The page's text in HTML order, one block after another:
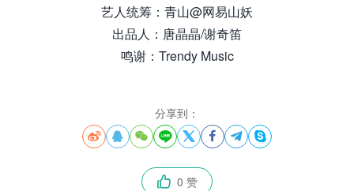
艺人统筹：青山@网易山妖
出品人：唐晶晶/谢奇笛
鸣谢：Trendy Music
分享到：
       
 0 赞